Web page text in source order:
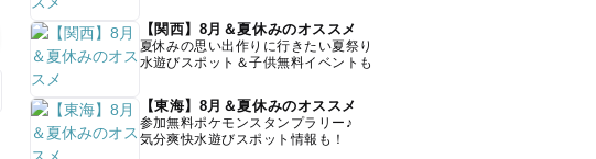
【関西】8月＆夏休みのオススメ
夏休みの思い出作りに行きたい夏祭り
水遊びスポット＆子供無料イベントも
【東海】8月＆夏休みのオススメ
参加無料ポケモンスタンプラリー♪
気分爽快水遊びスポット情報も！